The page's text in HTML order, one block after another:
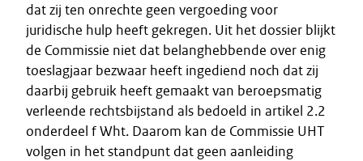
dat zij ten onrechte geen vergoeding voor
juridische hulp heeft gekregen. Uit het dossier blijkt
de Commissie niet dat belanghebbende over enig
toeslagjaar bezwaar heeft ingediend noch dat zij
daarbij gebruik heeft gemaakt van beroepsmatig
verleende rechtsbijstand als bedoeld in artikel 2.2
onderdeel f Wht. Daarom kan de Commissie UHT
volgen in het standpunt dat geen aanleiding